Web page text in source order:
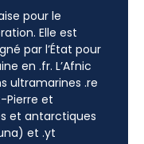
pour le
Elle est
par l’État pour
en .fr. L’Afnic
ultramarines .re
Pierre et
et antarctiques
et .yt